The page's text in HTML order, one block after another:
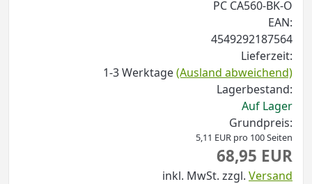
PC CA560-BK-O
EAN:
4549292187564
Lieferzeit:
1-3 Werktage(Ausland abweichend)
Lagerbestand:
Auf Lager
Grundpreis:
5,11 EUR pro 100 Seiten
68,95 EUR
inkl. MwSt. zzgl. Versand